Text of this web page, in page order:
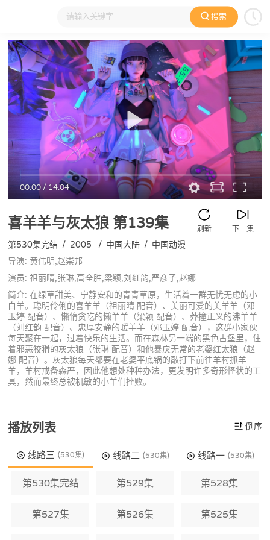
搜索
大家在看 日本动漫 国产动漫 欧美动漫 动漫电影
00:00/14:04
喜羊羊与灰太狼第139集 下一集
刷新
第530集完结 / 2005 / 中国大陆 / 中国动漫
导演: 黄伟明,赵崇邦
演员: 祖丽晴,张琳,高全胜,梁颖,刘红韵,严彦子,赵娜
简介: 在绿草甜美、宁静安和的青青草原，生活着一群无忧无虑的小
白羊。聪明伶俐的喜羊羊（祖丽晴 配音）、美丽可爱的美羊羊（邓
玉婷 配音）、懒惰贪吃的懒羊羊（梁颖 配音）、莽撞正义的沸羊羊
（刘红韵 配音）、忠厚安静的暖羊羊（邓玉婷 配音），这群小家伙
每天聚在一起，过着快乐的生活。而在森林另一端的黑色古堡里，住
着邪恶狡猾的灰太狼（张琳 配音）和他暴戾无常的老婆红太狼（赵
娜 配音）。灰太狼每天都要在老婆平底锅的敲打下前往羊村抓羊
羊，羊村戒备森严，因此他想处种种办法，更发明许多奇形怪状的工
具，然而最终总被机敏的小羊们挫败。
播放列表 倒序
线路三 (530集) 线路二 (530集) 线路一 (530集)
第530集完结 第529集 第528集
第527集 第526集 第525集